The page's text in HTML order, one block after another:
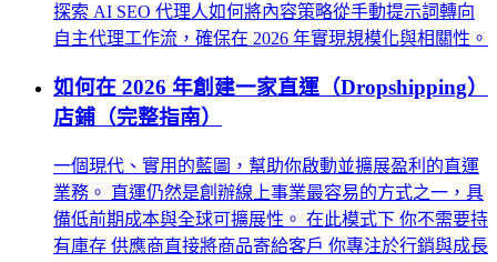
探索 AI SEO 代理人如何將內容策略從手動提示詞轉向
自主代理工作流，確保在 2026 年實現規模化與相關性。
如何在 2026 年創建一家直運（Dropshipping）
店鋪（完整指南）
一個現代、實用的藍圖，幫助你啟動並擴展盈利的直運
業務。 直運仍然是創辦線上事業最容易的方式之一，具
備低前期成本與全球可擴展性。 在此模式下 你不需要持
有庫存 供應商直接將商品寄給客戶 你專注於行銷與成長